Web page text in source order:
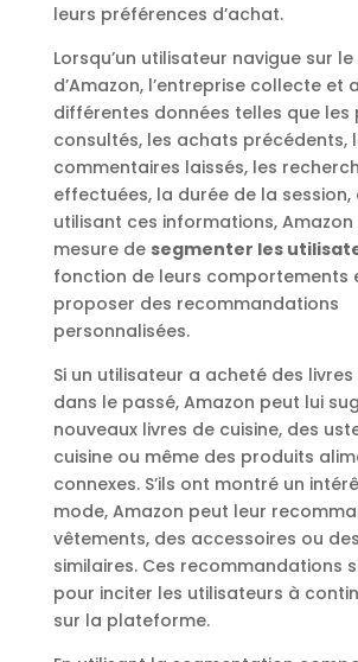
leurs préférences d’achat.
Lorsqu’un utilisateur navigue sur
d’Amazon, l’entreprise collecte et
différentes données telles que les
consultés, les achats précédents,
commentaires laissés, les
effectuées, la durée de la session,
utilisant ces informations, Amazon
mesure de segmenter les
fonction de leurs comportements
proposer des recommandations
personnalisées.
Si un utilisateur a acheté des
dans le passé, Amazon peut lui
nouveaux livres de cuisine, des
cuisine ou même des produits
connexes. S’ils ont montré un
mode, Amazon peut leur
vêtements, des accessoires ou
similaires. Ces recommandations
pour inciter les utilisateurs à
sur la plateforme.